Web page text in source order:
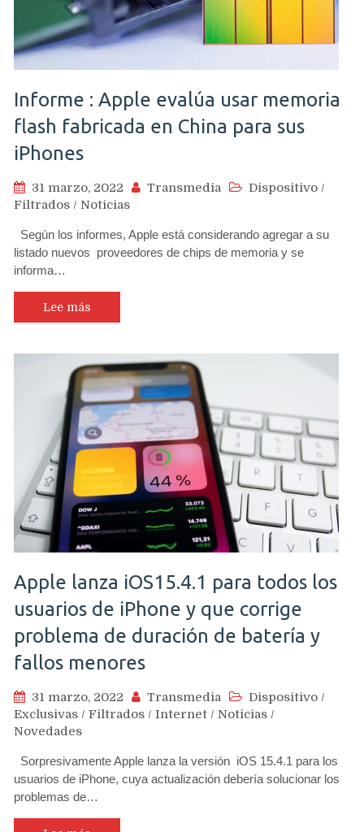
Informe : Apple evalúa usar memoria
flash fabricada en China para sus
iPhones
31 marzo, 2022 Transmedia Dispositivo /
Filtrados / Noticias
Según los informes, Apple está considerando agregar a su
listado nuevos proveedores de chips de memoria y se
informa…
Lee más
Apple lanza iOS15.4.1 para todos los
usuarios de iPhone y que corrige
problema de duración de batería y
fallos menores
31 marzo, 2022 Transmedia Dispositivo /
Exclusivas / Filtrados / Internet / Noticias /
Novedades
Sorpresivamente Apple lanza la versión iOS 15.4.1 para los
usuarios de iPhone, cuya actualización debería solucionar los
problemas de…